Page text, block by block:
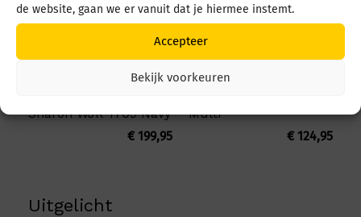
de website, gaan we er vanuit dat je hiermee instemt.
Accepteer
Bekijk voorkeuren
Sharon WJK 1709 Navy
€199,95
Multi
€124,95
Uitgelicht